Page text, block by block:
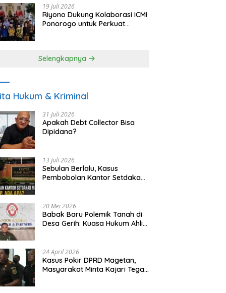
19 Juli 2026
Riyono Dukung Kolaborasi ICMI
Ponorogo untuk Perkuat
Selengkapnya
Hukum & Kriminal
31 Juli 2026
Apakah Debt Collector Bisa
Dipidana?
13 Juli 2026
Sebulan Berlalu, Kasus
Pembobolan Kantor Setdakab
20 Mei 2026
Babak Baru Polemik Tanah di
Desa Gerih: Kuasa Hukum Ahli
24 April 2026
Kasus Pokir DPRD Magetan,
Masyarakat Minta Kajari Tegak